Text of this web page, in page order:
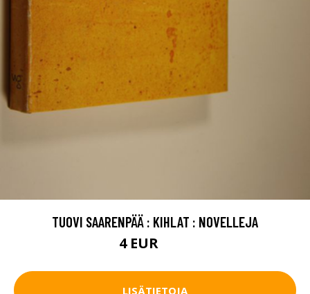
TUOVI SAARENPÄÄ : KIHLAT : NOVELLEJA
4 EUR
LISÄTIETOJA